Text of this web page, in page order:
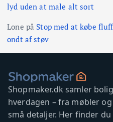
lyd uden at male alt sort
Lone på Stop med at købe
ondt af støv
Shopmaker.dk samler
hverdagen – fra møbler
små detaljer. Her finder